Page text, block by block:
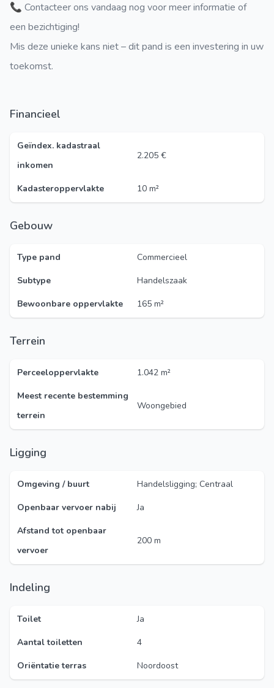
📞 Contacteer ons vandaag nog voor meer informatie of
een bezichtiging!
Mis deze unieke kans niet – dit pand is een investering in uw
toekomst.
Financieel
Geïndex. kadastraal
inkomen
2.205 €
Kadasteroppervlakte 10 m²
Gebouw
Type pand
Commercieel
Subtype
Handelszaak
Bewoonbare oppervlakte
165 m²
Terrein
Perceeloppervlakte
1.042 m²
Meest recente bestemming
terrein
Woongebied
Ligging
Omgeving / buurt
Handelsligging; Centraal
Openbaar vervoer nabij
Ja
Afstand tot openbaar
vervoer
200 m
Indeling
Toilet
Ja
Aantal toiletten
4
Oriëntatie terras
Noordoost